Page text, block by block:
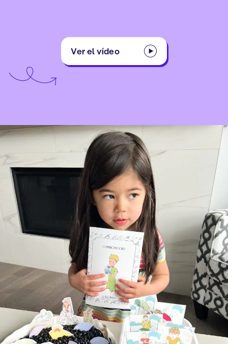
Ver el vídeo